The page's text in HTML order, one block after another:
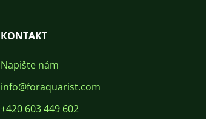
KONTAKT
Napište nám
info@foraquarist.com
+420 603 449 602